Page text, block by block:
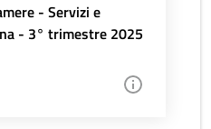
- Servizi e
- 3° trimestre 2025